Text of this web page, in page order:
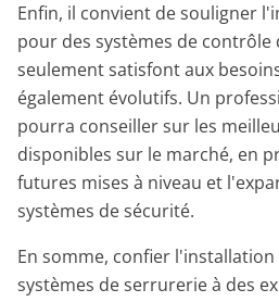
Enfin, il convient de souligner
pour des systèmes de contrôle
seulement satisfont aux
également évolutifs. Un
pourra conseiller sur les
disponibles sur le marché, en
futures mises à niveau et
systèmes de sécurité.
En somme, confier
systèmes de serrurerie à des